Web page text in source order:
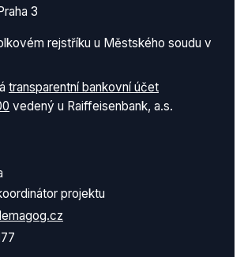
3
rejstříku u Městského soudu v
transparentní bankovní účet
vedený u Raiffeisenbank, a.s.
projektu